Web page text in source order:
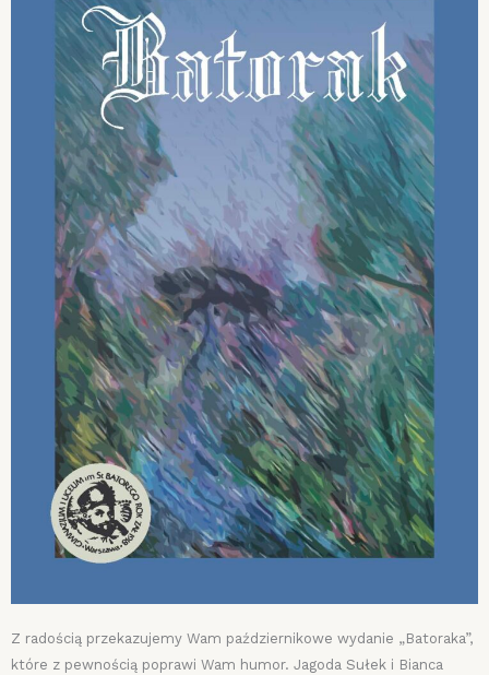
Z radością przekazujemy Wam październikowe wydanie „Batoraka”,
które z pewnością poprawi Wam humor. Jagoda Sułek i Bianca